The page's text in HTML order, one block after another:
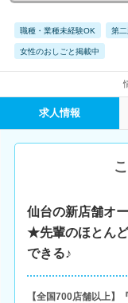
職種・業種未経験OK 第
女性のおしごと掲載中
求人情報
仙台の新店舗オ
★先輩のほとん
できる♪
【全国700店舗以上】